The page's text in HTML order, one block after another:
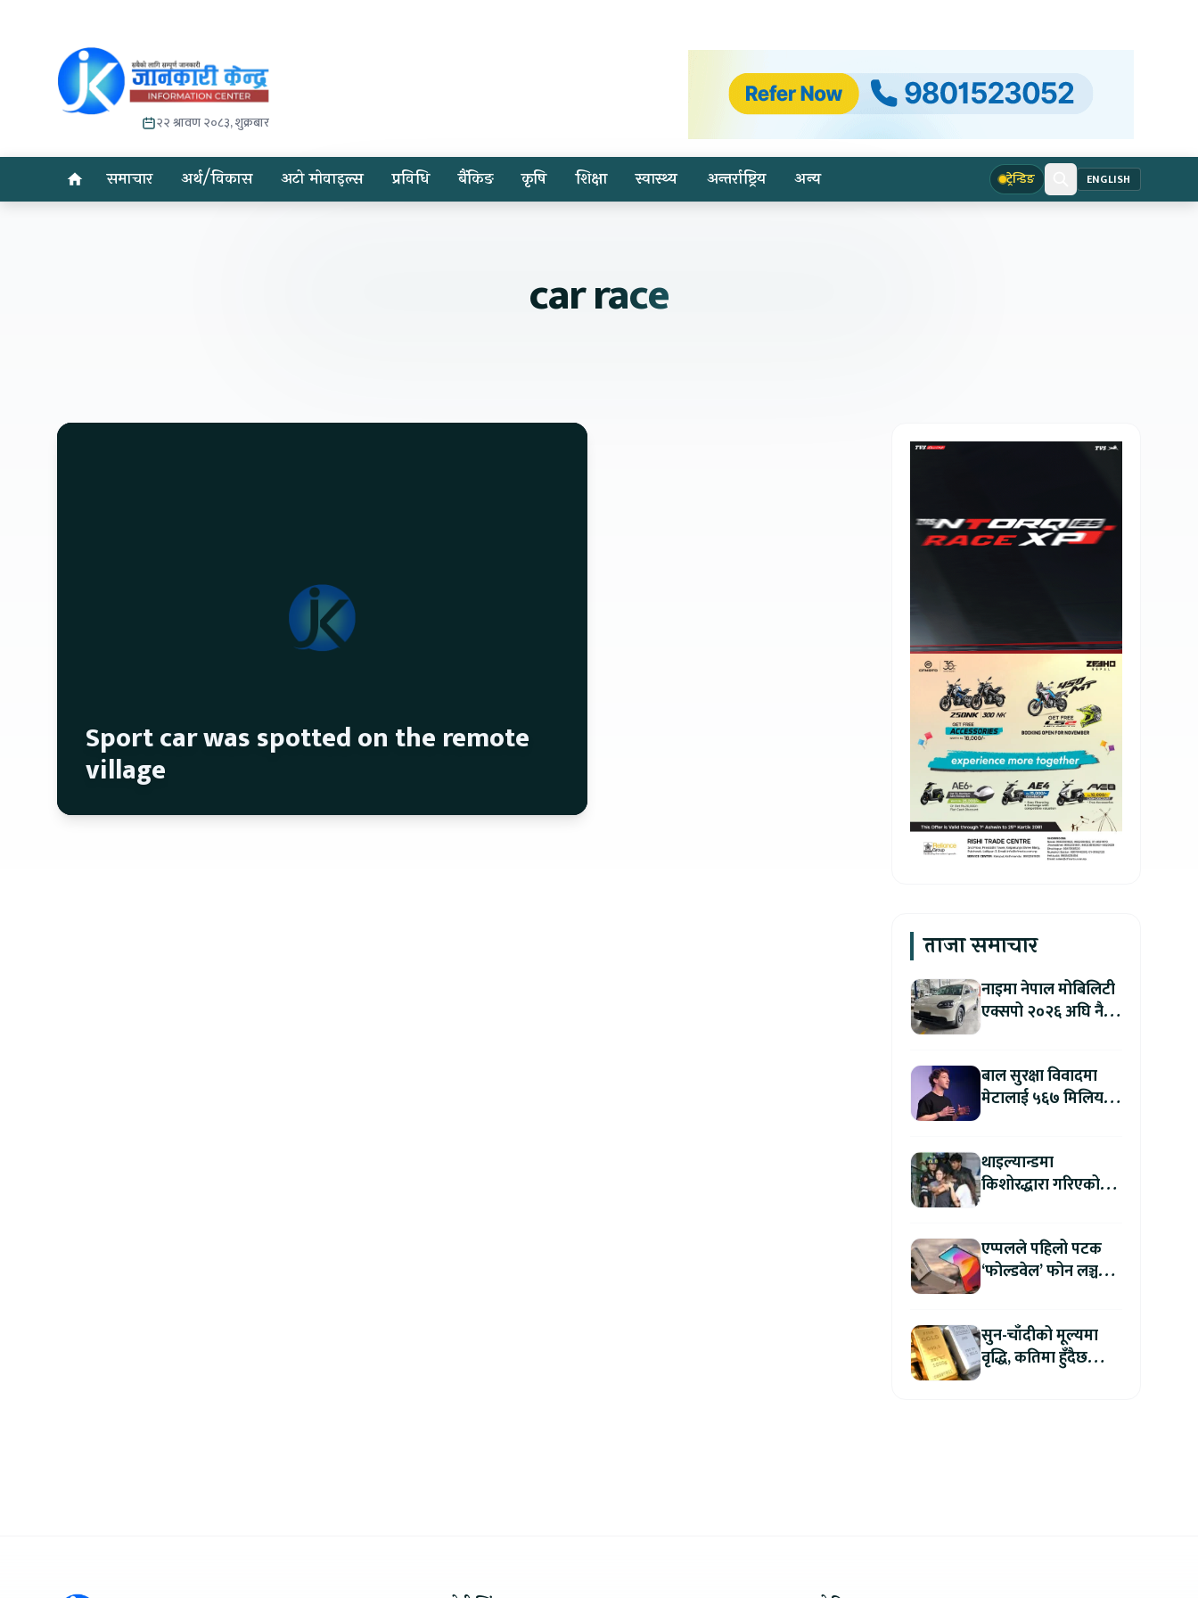
२२ श्रावण २०८३, शुक्रबार
समाचार अर्थ/विकास अटो मोवाइल्स प्रविधि बैंकिङ कृषि शिक्षा स्वास्थ्य अन्तर्राष्ट्रिय अन्य ट्रेन्डिङ ENGLISH
car race
Sport car was spotted on the remote
village
ताजा समाचार
नाइमा नेपाल मोबिलिटी
एक्सपो २०२६ अघि नै
बाल सुरक्षा विवादमा
मेटालाई ५६७ मिलियन
थाइल्यान्डमा
किशोरद्धारा गरिएको
एप्पलले पहिलो पटक
‘फोल्डवेल’ फोन लञ्च
सुन-चाँदीको मूल्यमा
वृद्धि, कतिमा हुँदैछ